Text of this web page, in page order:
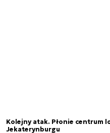
Kolejny atak. Płonie centrum
Jekaterynburgu